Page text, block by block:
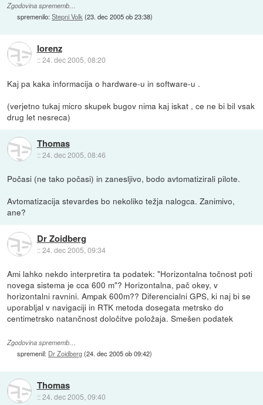
Zgodovina sprememb…
spremenilo:Stepni Volk (23. dec 2005 ob 23:38)
lorenz
::24. dec 2005, 08:20
Kaj pa kaka informacija o hardware-u in software-u .
(verjetno tukaj micro skupek bugov nima kaj iskat , ce ne bi bil vsak
drug let nesreca)
Thomas
::24. dec 2005, 08:46
Počasi (ne tako počasi) in zanesljivo, bodo avtomatizirali pilote.
Avtomatizacija stevardes bo nekoliko težja nalogca. Zanimivo,
ane?
Dr Zoidberg
::24. dec 2005, 09:34
Ami lahko nekdo interpretira ta podatek: "Horizontalna točnost poti
novega sistema je cca 600 m"? Horizontalna, pač okey, v
horizontalni ravnini. Ampak 600m?? Diferencialni GPS, ki naj bi se
uporabljal v navigaciji in RTK metoda dosegata metrsko do
centimetrsko natančnost določitve položaja. Smešen podatek
Zgodovina sprememb…
spremenil: Dr Zoidberg(24. dec 2005 ob 09:42)
Thomas
::24. dec 2005, 09:40